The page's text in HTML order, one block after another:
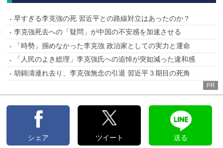
早すぎる李克強の死 習近平との路線対立はあったのか？
李克強死去への「疑問」が中国の不安感を加速させる
「時勢」掴めなかった李克強 政治家としての実力と運命
「人民のよき総理」李克強氏への追悼が突如減った違和感
胡錦濤連れ去り、李克強無念の引退 習近平３期目の死角
PR
シェア ツイート 送る